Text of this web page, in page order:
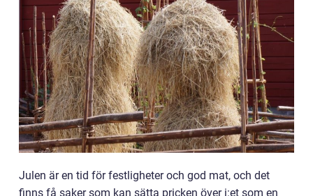
Julen är en tid för festligheter och god mat, och det
finns få saker som kan sätta pricken över i:et som en